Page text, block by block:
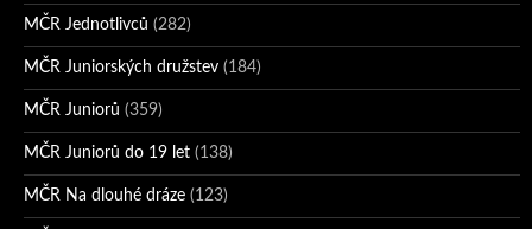
MČR Jednotlivců (282)
MČR Juniorských družstev (184)
MČR Juniorů (359)
MČR Juniorů do 19 let (138)
MČR Na dlouhé dráze (123)